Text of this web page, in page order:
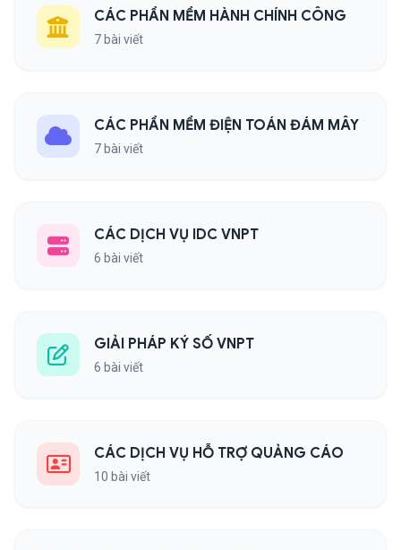
CÁC PHẦN MỀM HÀNH CHÍNH CÔNG
7 bài viết
CÁC PHẦN MỀM ĐIỆN TOÁN ĐÁM MÂY
7 bài viết
CÁC DỊCH VỤ IDC VNPT
6 bài viết
GIẢI PHÁP KÝ SỐ VNPT
6 bài viết
CÁC DỊCH VỤ HỖ TRỢ QUẢNG CÁO
10 bài viết